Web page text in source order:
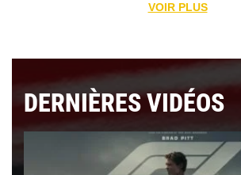
VOIR PLUS
DERNIÈRES VIDÉOS